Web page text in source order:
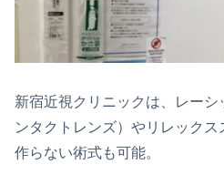
新宿近視クリニックは、レーシ
ンタクトレンズ）やリレック
作らない術式も可能。